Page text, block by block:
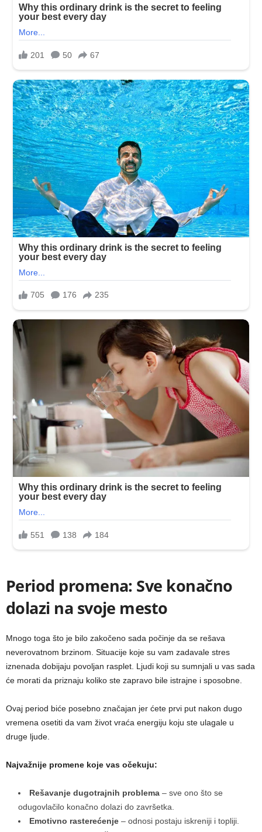
Period promena: Sve konačno
dolazi na svoje mesto
Mnogo toga što je bilo zakočeno sada počinje da se rešava
neverovatnom brzinom. Situacije koje su vam zadavale stres
iznenada dobijaju povoljan rasplet. Ljudi koji su sumnjali u vas sada
će morati da priznaju koliko ste zapravo bile istrajne i sposobne.
Ovaj period biće posebno značajan jer ćete prvi put nakon dugo
vremena osetiti da vam život vraća energiju koju ste ulagale u
druge ljude.
Najvažnije promene koje vas očekuju:
Rešavanje dugotrajnih problema – sve ono što se
odugovlačilo konačno dolazi do završetka.
Emotivno rasterećenje – odnosi postaju iskreniji i topliji.